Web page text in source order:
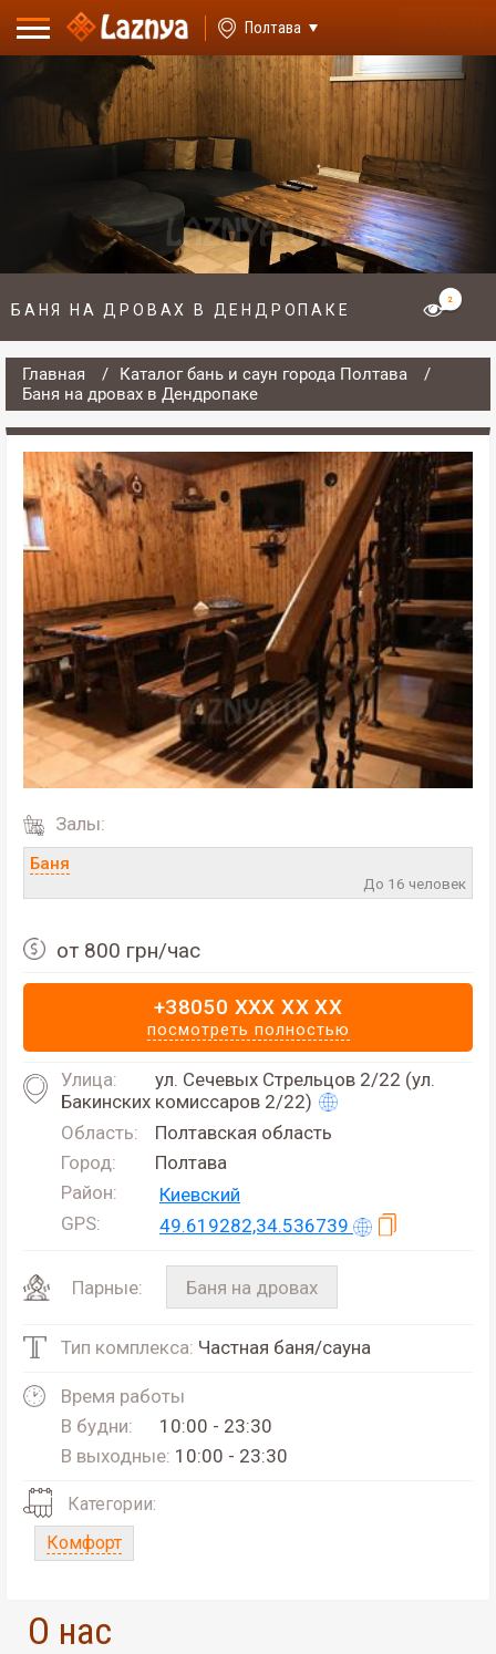
Полтава
БАНЯ НА ДРОВАХ В ДЕНДРОПАКЕ
2
Главная
Каталог бань и саун города Полтава
Баня на дровах в Дендропаке
Залы:
Баня
До 16 человек
от 800 грн/час
+38050 XXX XX XX
посмотреть полностью
Улица:
ул. Сечевых Стрельцов 2/22 (ул.
Бакинских комиссаров 2/22)
Область:
Полтавская область
Город:
Полтава
Район:
Киевский
GPS:
49.619282,34.536739
Парные: Баня на дровах
Тип комплекса: Частная баня/сауна
Время работы
В будни:
10:00 - 23:30
В выходные: 10:00 - 23:30
Категории:
Комфорт
О нас